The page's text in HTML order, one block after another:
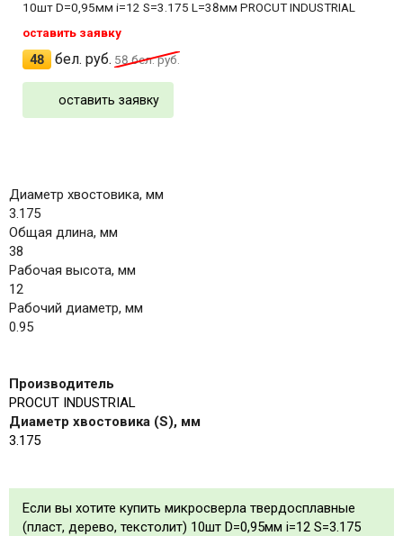
10шт D=0,95мм i=12 S=3.175 L=38мм PROCUT INDUSTRIAL
оставить заявку
48 бел. руб. 58бел. руб.
оставить заявку
Диаметр хвостовика, мм
3.175
Общая длина, мм
38
Рабочая высота, мм
12
Рабочий диаметр, мм
0.95
Производитель
PROCUT INDUSTRIAL
Диаметр хвостовика (S), мм
3.175
Если вы хотите купить микросверла твердосплавные
(пласт, дерево, текстолит) 10шт D=0,95мм i=12 S=3.175